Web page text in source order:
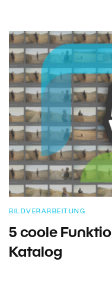
BILDVERARBEITUNG
5 coole
Katalog